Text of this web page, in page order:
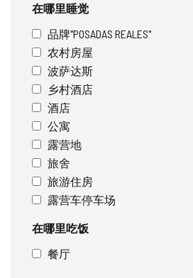
在哪里睡觉
品牌"POSADAS REALES"
农村房屋
波萨达斯
乡村酒店
酒店
公寓
露营地
旅舍
旅游住房
露营车停车场
在哪里吃饭
餐厅